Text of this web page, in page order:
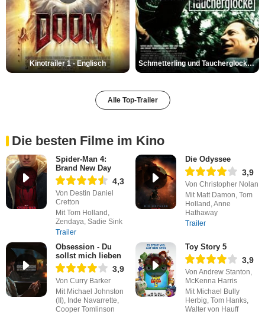
Kinotrailer 1 - Englisch Schmetterling und Taucherglocke Trailer DF
Alle Top-Trailer
Die besten Filme im Kino
Spider-Man 4:
Brand New Day
4,3
Von Destin Daniel
Cretton
Mit Tom Holland,
Zendaya, Sadie Sink
Trailer
Die Odyssee
3,9
Von Christopher Nolan
Mit Matt Damon, Tom
Holland, Anne
Hathaway
Trailer
Obsession - Du
sollst mich lieben
3,9
Von Curry Barker
Mit Michael Johnston
(II), Inde Navarrette,
Cooper Tomlinson
Toy Story 5
3,9
Von Andrew Stanton,
McKenna Harris
Mit Michael Bully
Herbig, Tom Hanks,
Walter von Hauff